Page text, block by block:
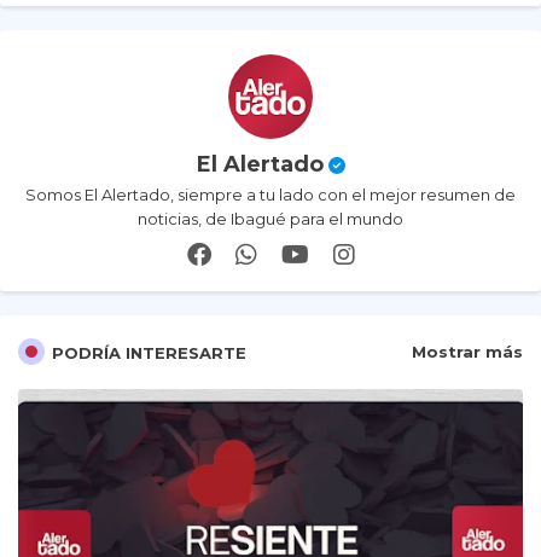
El Alertado
Somos El Alertado, siempre a tu lado con el mejor resumen de
noticias, de Ibagué para el mundo
PODRÍA INTERESARTE Mostrar más